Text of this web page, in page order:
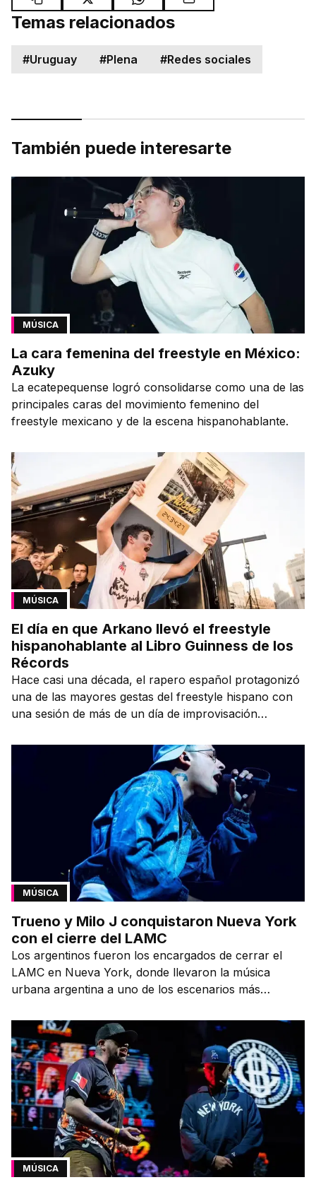
Temas relacionados
#Uruguay #Plena #Redes sociales
También puede interesarte
MÚSICA
La cara femenina del freestyle en México:
Azuky
La ecatepequense logró consolidarse como una de las
principales caras del movimiento femenino del
freestyle mexicano y de la escena hispanohablante.
MÚSICA
El día en que Arkano llevó el freestyle
hispanohablante al Libro Guinness de los
Récords
Hace casi una década, el rapero español protagonizó
una de las mayores gestas del freestyle hispano con
una sesión de más de un día de improvisación
MÚSICA
Trueno y Milo J conquistaron Nueva York
con el cierre del LAMC
Los argentinos fueron los encargados de cerrar el
LAMC en Nueva York, donde llevaron la música
urbana argentina a uno de los escenarios más
MÚSICA